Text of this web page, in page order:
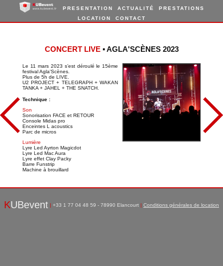
PRESENTATION ACTUALITÉ
PRESTATIONS
LOCATION
CONTACT
CONCERT LIVE▪ AGLA'SCÈNES 2023
Le 11 mars 2023 s’est déroulé le 15ème
festival Agla'Scènes.
Plus de 5h de LIVE.
U2 PROJECT + TELEGRAPH + WAKAN
TANKA + JAHEL + THE SNATCH.
Technique :
Son
Sonorisation FACE et RETOUR
Console Midas pro
Enceintes L acoustics
Parc de micros
Lumière
Lyre Led Ayrton Magicdot
Lyre Led Mac Aura
Lyre effet Clay Packy
Barre Funstrip
Machine à brouillard
KUBevent | +33 1 77 04 48 59 - 78990 Elancourt | Conditions générales de location